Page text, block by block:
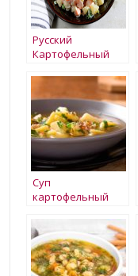
Русский
Картофельный
Суп
картофельный